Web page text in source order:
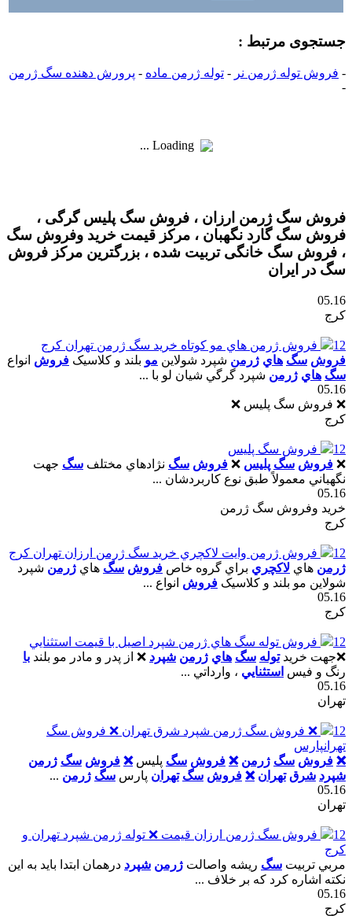
جستجوی مرتبط :
- فروش توله ژرمن نر - توله ژرمن ماده - پرورش دهنده سگ ژرمن
-
Loading ...
فروش سگ ژرمن ارزان ، فروش سگ پلیس گرگی ،
فروش سگ گارد نگهبان ، مرکز قیمت خرید وفروش سگ
، فروش سگ خانگی تربیت شده ، بزرگترین مرکز فروش
سگ در ایران
05.16
کرج
12
فروش ژرمن هاي مو کوتاه خريد سگ ژرمن تهران کرج
فروش سگ هاي ژرمن شپرد شولاين مو بلند و کلاسيک فروش انواع
سگ هاي ژرمن شپرد گرگي شيان لو با ...
05.16
❌ فروش سگ پلیس ❌
کرج
12
فروش سگ پليس
❌ فروش سگ پليس ❌ فروش سگ نژادهاي مختلف سگ جهت
نگهباني معمولاً طبق نوع کاربردشان ...
05.16
خرید وفروش سگ ژرمن
کرج
12
فروش ژرمن وايت لاکچري خريد سگ ژرمن ارزان تهران کرج
ژرمن هاي لاکچري براي گروه خاص فروش سگ هاي ژرمن شپرد
شولاين مو بلند و کلاسيک فروش انواع ...
05.16
کرج
12
فروش توله سگ هاي ژرمن شپرد اصيل با قيمت استثنايي
❌جهت خريدتوله سگ هاي ژرمن شپرد ❌ از پدر و مادر مو بلند با
رنگ و فيس استثنايي ، وارداتي ...
05.16
تهران
12
❌ فروش سگ ژرمن شپرد شرق تهران ❌ فروش سگ
تهرانپارس
❌ فروش سگ ژرمن ❌ فروش سگ پليس❌ فروش سگ ژرمن
شپرد شرق تهران ❌ فروش سگ تهران پارس سگ ژرمن ...
05.16
تهران
12
فروش سگ ژرمن ارزان قيمت ❌ توله ژرمن شپرد تهران و
کرج
مربي تربيت سگ ريشه واصالت ژرمن شپرد درهمان ابتدا بايد به اين
نکته اشاره کرد که بر خلاف ...
05.16
کرج